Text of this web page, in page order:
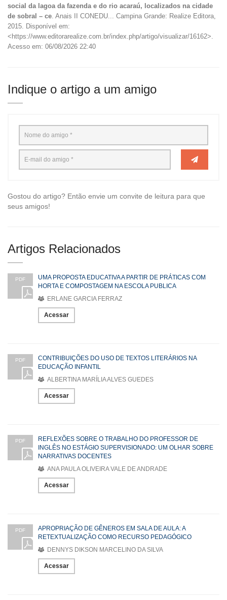
social da lagoa da fazenda e do rio acaraú, localizados na cidade
de sobral – ce . Anais II CONEDU... Campina Grande: Realize Editora,
2015. Disponível em:
<https://www.editorarealize.com.br/index.php/artigo/visualizar/16162>.
Acesso em: 06/08/2026 22:40
Indique o artigo a um amigo
Gostou do artigo? Então envie um convite de leitura para que
seus amigos!
Artigos Relacionados
PDF
UMA PROPOSTA EDUCATIVA A PARTIR DE PRÁTICAS COM
HORTA E COMPOSTAGEM NA ESCOLA PUBLICA
ERLANE GARCIA FERRAZ
Acessar
PDF
CONTRIBUIÇÕES DO USO DE TEXTOS LITERÁRIOS NA
EDUCAÇÃO INFANTIL
ALBERTINA MARÍLIA ALVES GUEDES
Acessar
PDF
REFLEXÕES SOBRE O TRABALHO DO PROFESSOR DE
INGLÊS NO ESTÁGIO SUPERVISIONADO: UM OLHAR SOBRE
NARRATIVAS DOCENTES
ANA PAULA OLIVEIRA VALE DE ANDRADE
Acessar
PDF
APROPRIAÇÃO DE GÊNEROS EM SALA DE AULA: A
RETEXTUALIZAÇÃO COMO RECURSO PEDAGÓGICO
DENNYS DIKSON MARCELINO DA SILVA
Acessar